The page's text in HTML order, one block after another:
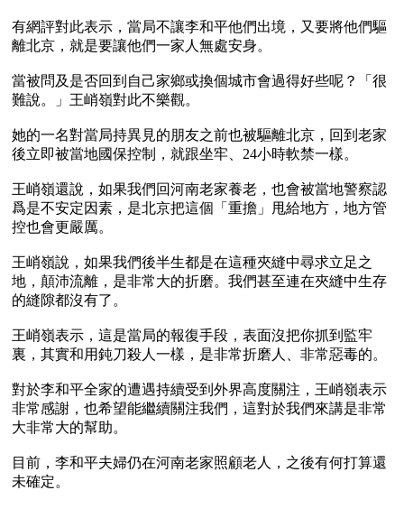
有網評對此表示，當局不讓李和平他們出境，又要將他們驅
離北京，就是要讓他們一家人無處安身。
當被問及是否回到自己家鄉或換個城市會過得好些呢？「很
難說。」王峭嶺對此不樂觀。
她的一名對當局持異見的朋友之前也被驅離北京，回到老家
後立即被當地國保控制，就跟坐牢、24小時軟禁一樣。
王峭嶺還說，如果我們回河南老家養老，也會被當地警察認
爲是不安定因素，是北京把這個「重擔」甩給地方，地方管
控也會更嚴厲。
王峭嶺說，如果我們後半生都是在這種夾縫中尋求立足之
地，顛沛流離，是非常大的折磨。我們甚至連在夾縫中生存
的縫隙都沒有了。
王峭嶺表示，這是當局的報復手段，表面沒把你抓到監牢
裏，其實和用鈍刀殺人一樣，是非常折磨人、非常惡毒的。
對於李和平全家的遭遇持續受到外界高度關注，王峭嶺表示
非常感謝，也希望能繼續關注我們，這對於我們來講是非常
大非常大的幫助。
目前，李和平夫婦仍在河南老家照顧老人，之後有何打算還
未確定。